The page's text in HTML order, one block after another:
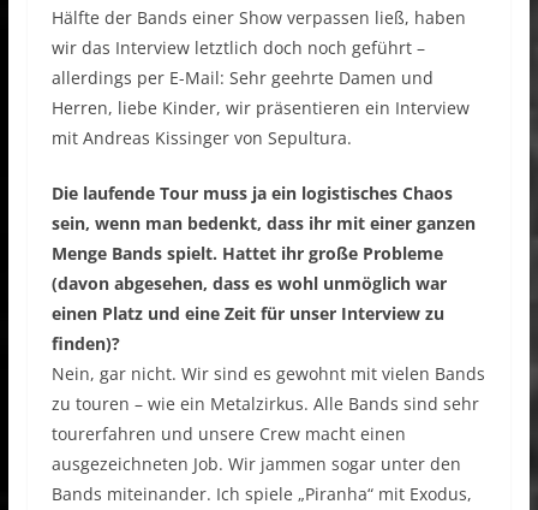
Hälfte der Bands einer Show verpassen ließ, haben
wir das Interview letztlich doch noch geführt –
allerdings per E-Mail: Sehr geehrte Damen und
Herren, liebe Kinder, wir präsentieren ein Interview
mit Andreas Kissinger von Sepultura.
Die laufende Tour muss ja ein logistisches Chaos
sein, wenn man bedenkt, dass ihr mit einer ganzen
Menge Bands spielt. Hattet ihr große Probleme
(davon abgesehen, dass es wohl unmöglich war
einen Platz und eine Zeit für unser Interview zu
finden)?
Nein, gar nicht. Wir sind es gewohnt mit vielen Bands
zu touren – wie ein Metalzirkus. Alle Bands sind sehr
tourerfahren und unsere Crew macht einen
ausgezeichneten Job. Wir jammen sogar unter den
Bands miteinander. Ich spiele „Piranha“ mit Exodus,